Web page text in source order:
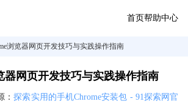
首页帮助中心
浏览器网页开发技巧与实践操作指南
器网页开发技巧与实践操作指南
：探索实用的手机Chrome安装包 - 91探索网官